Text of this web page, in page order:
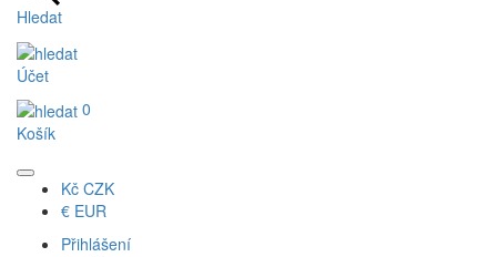
Hledat
Účet
0
Košík
Kč CZK
€ EUR
Přihlášení